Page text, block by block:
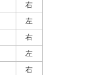
右
左
右
左
右